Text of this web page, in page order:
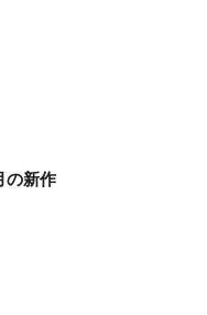
の新作